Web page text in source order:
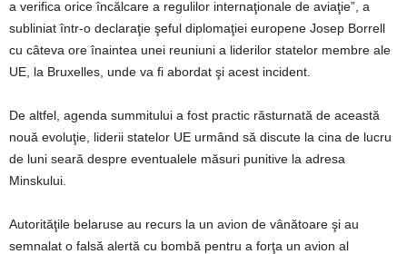
a verifica orice încălcare a regulilor internaţionale de aviaţie”, a
subliniat într-o declaraţie şeful diplomaţiei europene Josep Borrell
cu câteva ore înaintea unei reuniuni a liderilor statelor membre ale
UE, la Bruxelles, unde va fi abordat şi acest incident.
De altfel, agenda summitului a fost practic răsturnată de această
nouă evoluţie, liderii statelor UE urmând să discute la cina de lucru
de luni seară despre eventualele măsuri punitive la adresa
Minskului.
Autorităţile belaruse au recurs la un avion de vânătoare şi au
semnalat o falsă alertă cu bombă pentru a forţa un avion al